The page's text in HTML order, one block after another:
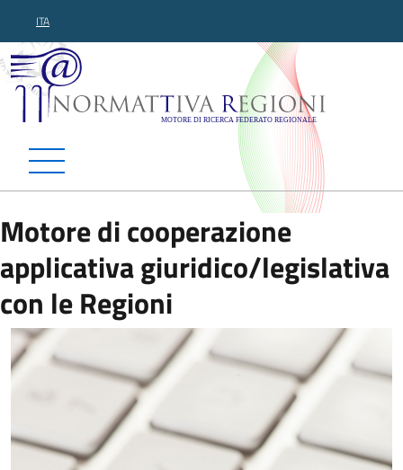
ITA
Normattiva Regioni -
Motore di cooperazione
applicativa giuridico/legislativa
con le Regioni